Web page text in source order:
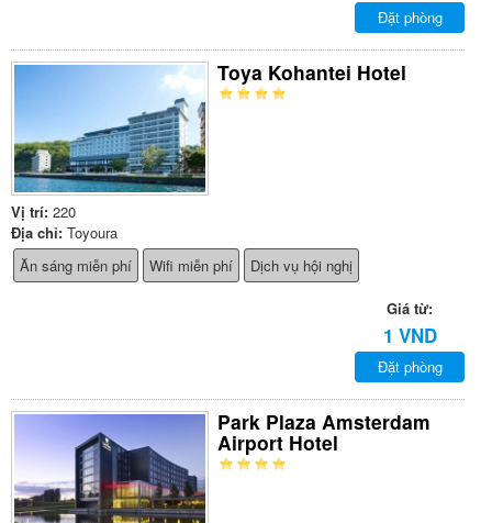
Đặt phòng
Toya Kohantei Hotel
Vị trí: 220
Địa chỉ: Toyoura
Ăn sáng miễn phí
Wifi miễn phí Dịch vụ hội nghị
Giá từ:
1 VND
Đặt phòng
Park Plaza Amsterdam
Airport Hotel